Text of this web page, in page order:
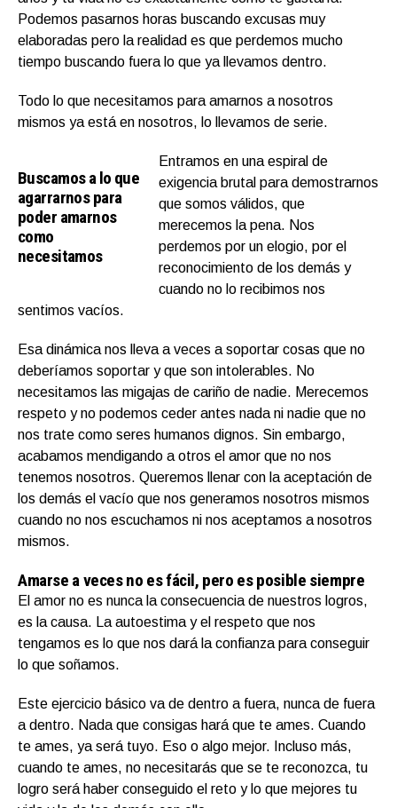
Podemos pasarnos horas buscando excusas muy
elaboradas pero la realidad es que perdemos mucho
tiempo buscando fuera lo que ya llevamos dentro.
Todo lo que necesitamos para amarnos a nosotros
mismos ya está en nosotros, lo llevamos de serie.
Buscamos a lo que
agarrarnos para
poder amarnos
como
necesitamos
Entramos en una espiral de
exigencia brutal para demostrarnos
que somos válidos, que
merecemos la pena. Nos
perdemos por un elogio, por el
reconocimiento de los demás y
cuando no lo recibimos nos
sentimos vacíos.
Esa dinámica nos lleva a veces a soportar cosas que no
deberíamos soportar y que son intolerables. No
necesitamos las migajas de cariño de nadie. Merecemos
respeto y no podemos ceder antes nada ni nadie que no
nos trate como seres humanos dignos. Sin embargo,
acabamos mendigando a otros el amor que no nos
tenemos nosotros. Queremos llenar con la aceptación de
los demás el vacío que nos generamos nosotros mismos
cuando no nos escuchamos ni nos aceptamos a nosotros
mismos.
Amarse a veces no es fácil, pero es posible siempre
El amor no es nunca la consecuencia de nuestros logros,
es la causa. La autoestima y el respeto que nos
tengamos es lo que nos dará la confianza para conseguir
lo que soñamos.
Este ejercicio básico va de dentro a fuera, nunca de fuera
a dentro. Nada que consigas hará que te ames. Cuando
te ames, ya será tuyo. Eso o algo mejor. Incluso más,
cuando te ames, no necesitarás que se te reconozca, tu
logro será haber conseguido el reto y lo que mejores tu